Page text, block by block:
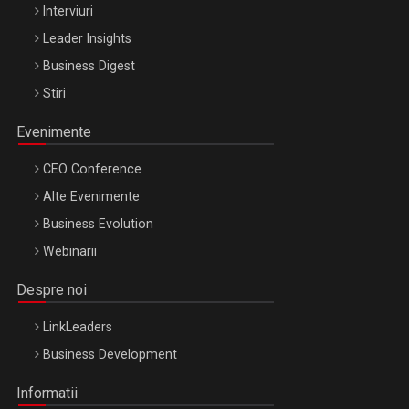
Interviuri
Leader Insights
Business Digest
Stiri
Evenimente
CEO Conference
Alte Evenimente
Business Evolution
Webinarii
Despre noi
LinkLeaders
Business Development
Informatii